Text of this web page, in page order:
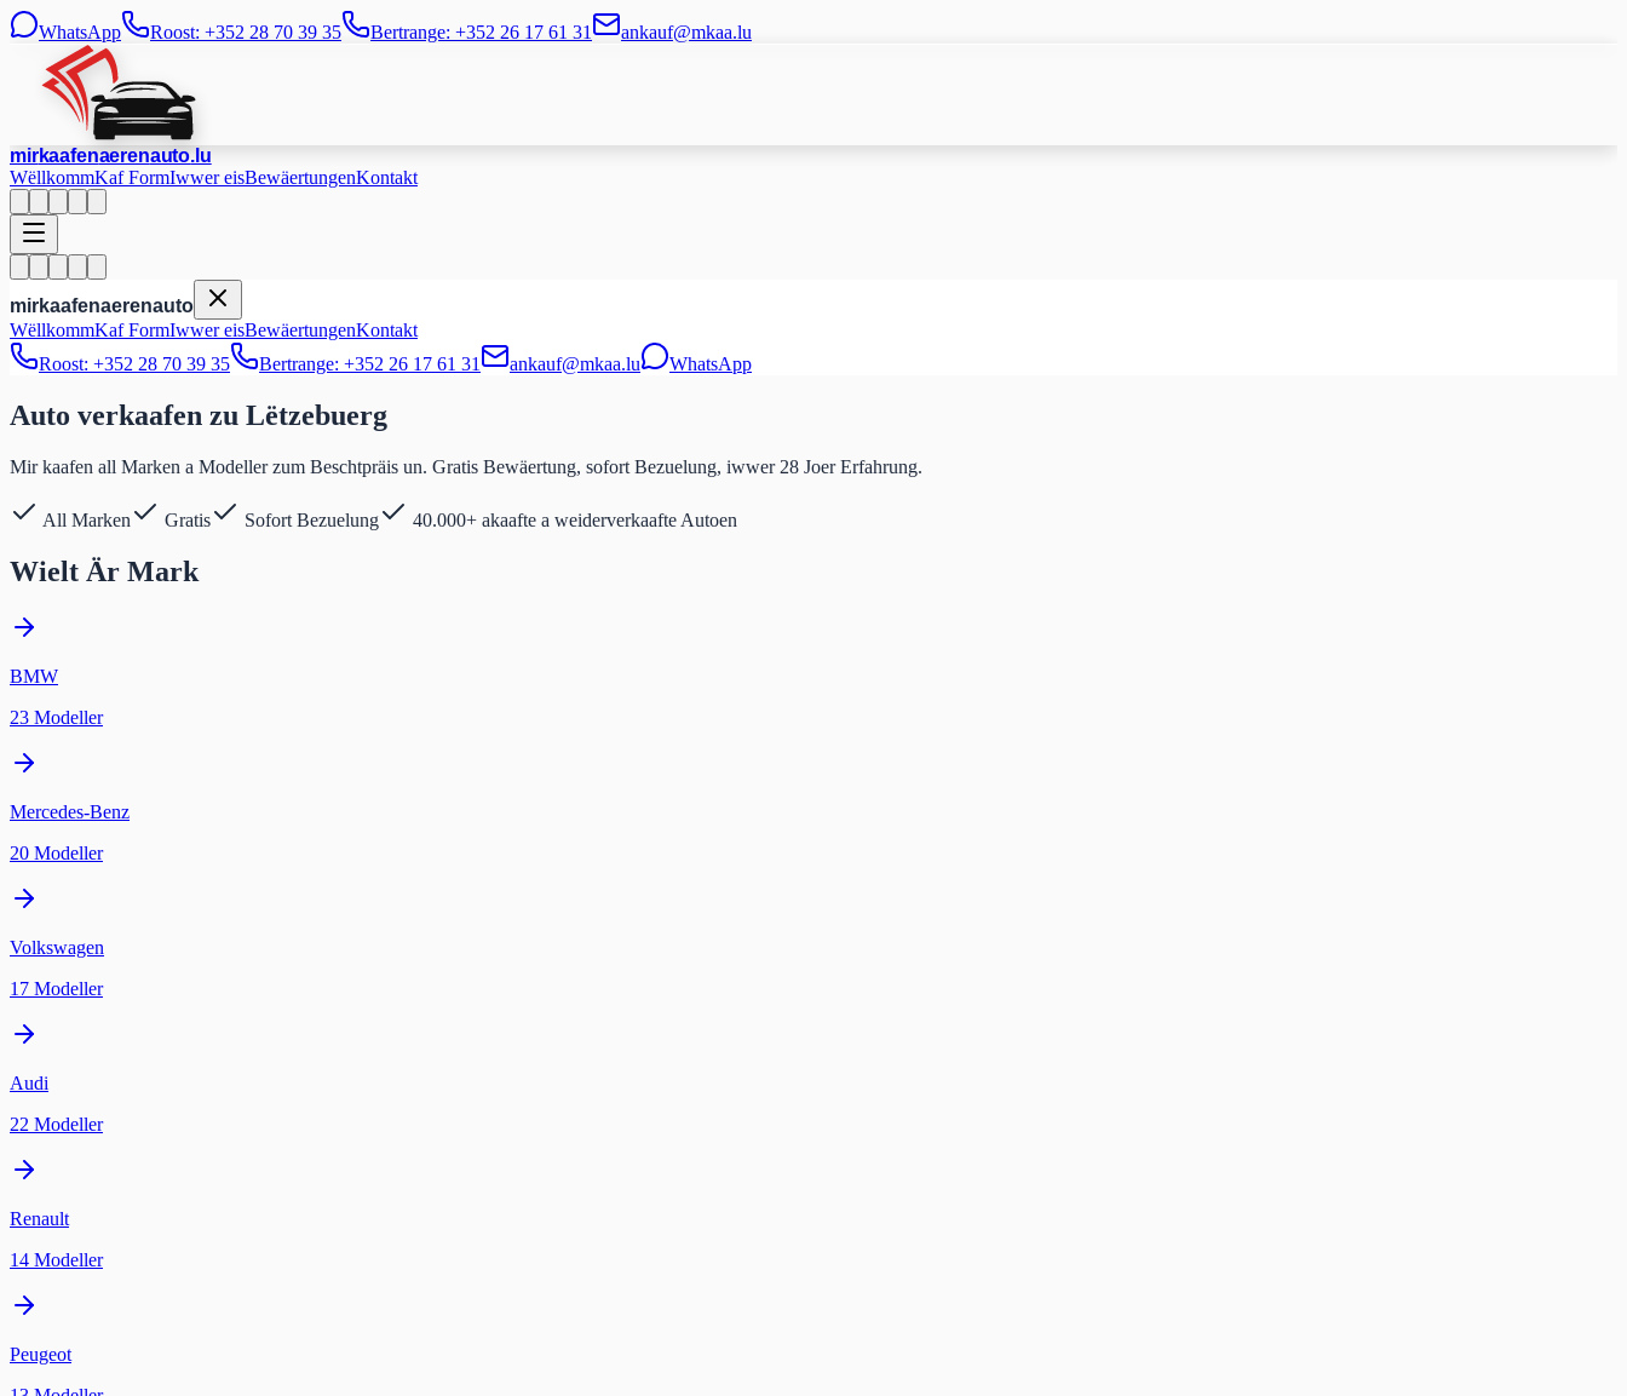
WhatsApp Roost: +352 28 70 39 35 Bertrange: +352 26 17 61 31 ankauf@mkaa.lu
mirkaafenaerenauto.lu
WëllkommKaf FormIwwer eisBewäertungenKontakt
mirkaafenaerenauto
WëllkommKaf FormIwwer eisBewäertungenKontakt
Roost: +352 28 70 39 35
Bertrange: +352 26 17 61 31 ankauf@mkaa.lu WhatsApp
Auto verkaafen zu Lëtzebuerg
Mir kaafen all Marken a Modeller zum Beschtpräis un. Gratis Bewäertung, sofort Bezuelung, iwwer 28 Joer Erfahrung.
All Marken Gratis Sofort Bezuelung 40.000+ akaafte a weiderverkaafte Autoen
Wielt Är Mark
BMW
23 Modeller
Mercedes-Benz
20 Modeller
Volkswagen
17 Modeller
Audi
22 Modeller
Renault
14 Modeller
Peugeot